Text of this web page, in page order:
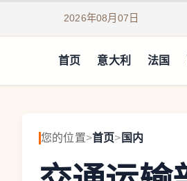
2026年08月07日
首页 意大利 法国
您的位置>首页> 国内